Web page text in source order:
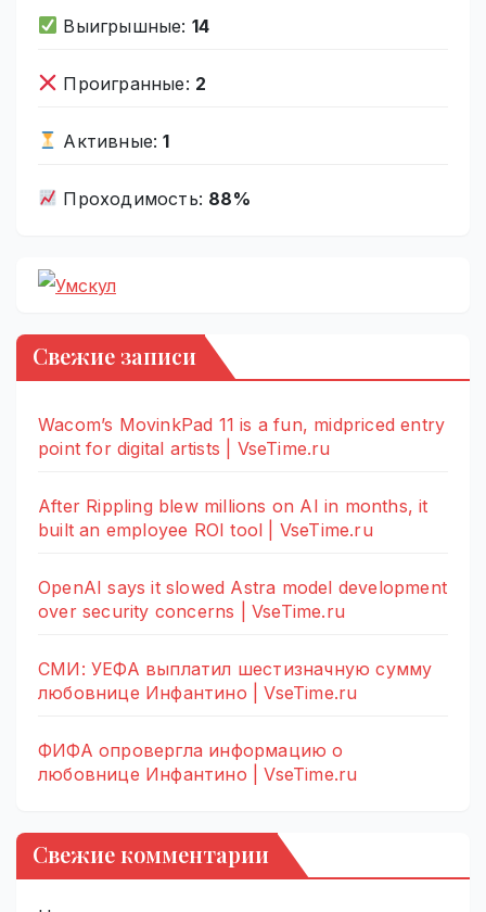
Выигрышные: 14
Проигранные: 2
Активные:1
Проходимость: 88%
Свежие записи
Wacom’s MovinkPad 11 is a fun, midpriced entry
point for digital artists | VseTime.ru
After Rippling blew millions on AI in months, it
built an employee ROI tool | VseTime.ru
OpenAI says it slowed Astra model development
over security concerns | VseTime.ru
СМИ: УЕФА выплатил шестизначную сумму
любовнице Инфантино | VseTime.ru
ФИФА опровергла информацию о
любовнице Инфантино | VseTime.ru
Свежие комментарии